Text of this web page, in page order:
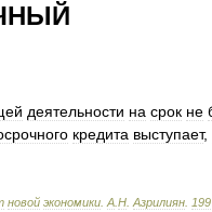
деятельности на срок не
кредита выступает,
новой экономики А Н Азрилиян